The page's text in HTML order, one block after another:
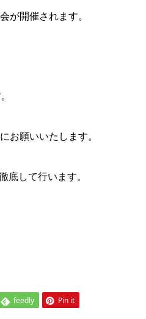
が開催されます。
お願いいたします。
して行います。
feedly Pin it